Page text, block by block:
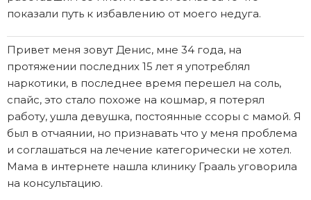
показали путь к избавлению от моего недуга.
Привет меня зовут Денис, мне 34 года, на
протяжении последних 15 лет я употреблял
наркотики, в последнее время перешел на соль,
спайс, это стало похоже на кошмар, я потерял
работу, ушла девушка, постоянные ссоры с мамой. Я
был в отчаянии, но признавать что у меня проблема
и соглашаться на лечение категорически не хотел.
Мама в интернете нашла клинику Грааль уговорила
на консультацию.